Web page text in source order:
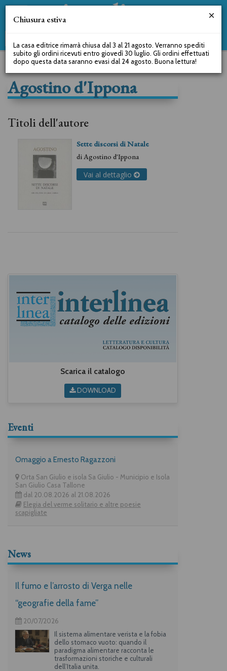
Agostino d'Ippona
Titoli dell'autore
Sette discorsi di Natale
diAgostino d'Ippona
Vai al dettaglio
Scarica il catalogo
DOWNLOAD
Eventi
Omaggio a Ernesto Ragazzoni
Orta San Giulio e isola Sa Giulio - Municipio e Isola
San Giulio Casa Tallone
dal 20.08.2026 al 21.08.2026
Elegia del verme solitario e altre poesie
scapigliate
News
Il fumo e l’arrosto di Verga nelle
“geografie della fame”
20/07/2026
Il sistema alimentare verista e la fobia
dello stomaco vuoto: quando il
paradigma alimentare racconta le
trasformazioni storiche e culturali
dell’Italia unita.
Chiusura estiva
La casa editrice rimarrà chiusa dal 3 al 21 agosto. Verranno spediti
subito gli ordini ricevuti entro giovedì 30 luglio. Gli ordini effettuati
dopo questa data saranno evasi dal 24 agosto. Buona lettura!